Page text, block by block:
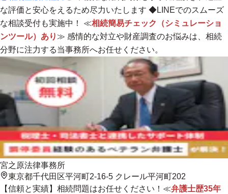
な評価と安心をえるため尽力いたします ◆LINEでのスムーズ
な相談受付も実施中！ ≪相続簡易チェック（シミュレーショ
ンツール）あり≫ 感情的な対立や財産調査のお悩みは、 相続
分野に注力する当事務所へお任せください。
宮之原法律事務所
東京都千代田区平河町2-16-5 クレール平河町202
【信頼と実績】相続問題はお任せください！≪弁護士歴35年